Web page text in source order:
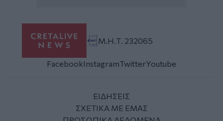
Μ.Η.Τ. 232065
FacebookInstagramTwitterYoutube
ΕΙΔΗΣΕΙΣ
ΣΧΕΤΙΚΑ ΜΕ ΕΜΑΣ